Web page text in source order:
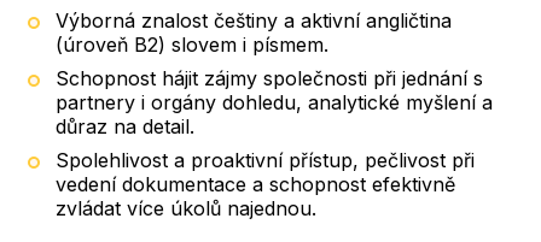
Výborná znalost češtiny a aktivní angličtina
(úroveň B2) slovem i písmem.
Schopnost hájit zájmy společnosti při jednání s
partnery i orgány dohledu, analytické myšlení a
důraz na detail.
Spolehlivost a proaktivní přístup, pečlivost při
vedení dokumentace a schopnost efektivně
zvládat více úkolů najednou.